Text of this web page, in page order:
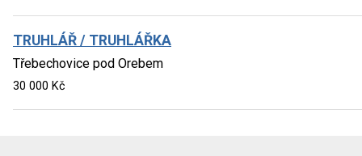
TRUHLÁŘ / TRUHLÁŘKA
Třebechovice pod Orebem
30 000 Kč